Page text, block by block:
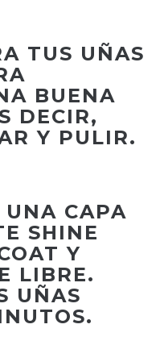
TUS UÑAS
BUENA
DECIR,
Y PULIR.
CAPA
SHINE
Y
LIBRE.
UÑAS